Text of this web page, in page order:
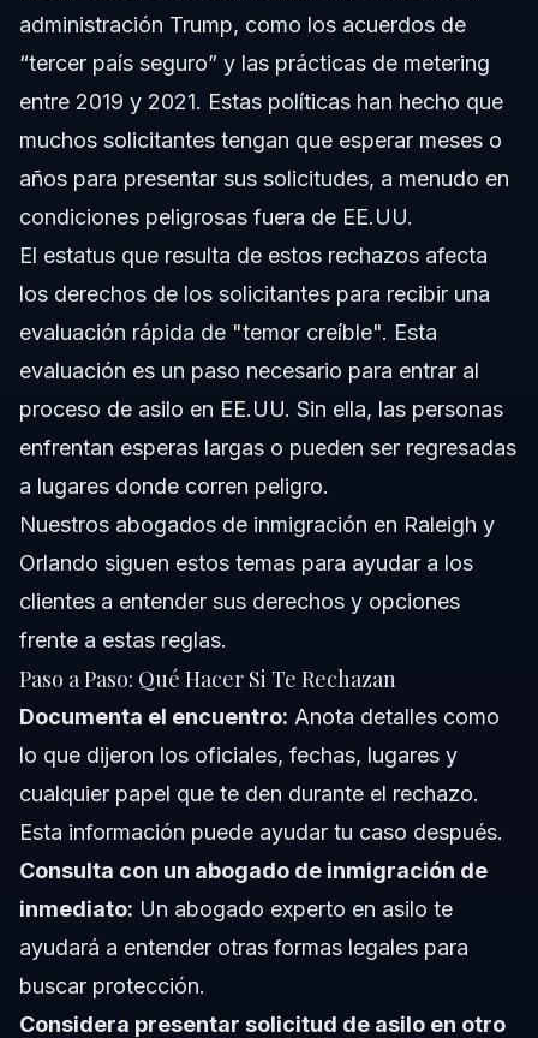
administración Trump, como los acuerdos de
“tercer país seguro” y las prácticas de metering
entre 2019 y 2021. Estas políticas han hecho que
muchos solicitantes tengan que esperar meses o
años para presentar sus solicitudes, a menudo en
condiciones peligrosas fuera de EE.UU.
El estatus que resulta de estos rechazos afecta
los derechos de los solicitantes para recibir una
evaluación rápida de "temor creíble". Esta
evaluación es un paso necesario para entrar al
proceso de asilo en EE.UU. Sin ella, las personas
enfrentan esperas largas o pueden ser regresadas
a lugares donde corren peligro.
Nuestros abogados de inmigración en Raleigh y
Orlando siguen estos temas para ayudar a los
clientes a entender sus derechos y opciones
frente a estas reglas.
Paso a Paso: Qué Hacer Si Te Rechazan
Documenta el encuentro: Anota detalles como
lo que dijeron los oficiales, fechas, lugares y
cualquier papel que te den durante el rechazo.
Esta información puede ayudar tu caso después.
Consulta con un abogado de inmigración de
inmediato: Un abogado experto en asilo te
ayudará a entender otras formas legales para
buscar protección.
Considera presentar solicitud de asilo en otro